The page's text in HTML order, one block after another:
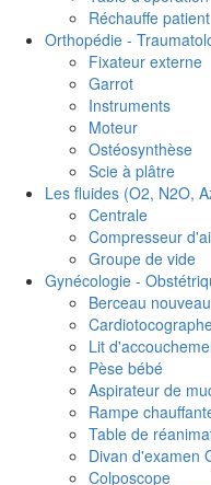
Réchauffe patient
Orthopédie -
Fixateur externe
Garrot
Instruments
Moteur
Ostéosynthèse
Scie à plâtre
Les fluides (O2, N2O,
Centrale
Compresseur
Groupe de vide
Gynécologie -
Berceau
Lit
Pèse bébé
Aspirateur de
Rampe
Table de
Divan d'examen
Colposcope